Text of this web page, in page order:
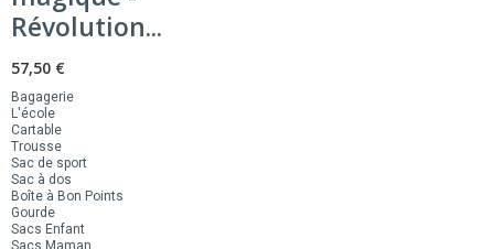
Révolution...
57,50 €
Bagagerie
L'école
Cartable
Trousse
Sac de sport
Sac à dos
Boîte à Bon Points
Gourde
Sacs Enfant
Sacs Maman